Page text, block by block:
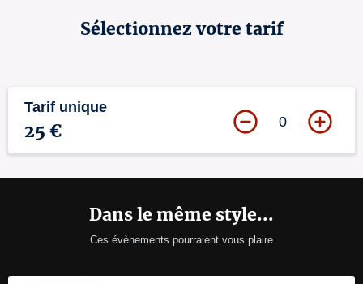
Sélectionnez votre tarif
Tarif unique
25 € 0
Dans le même style...
Ces évènements pourraient vous plaire